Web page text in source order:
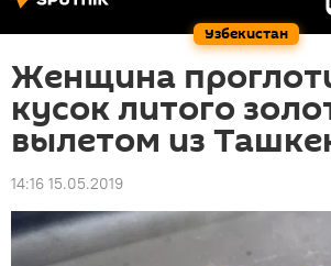
Узбекистан
Женщина
кусок литого
вылетом из
14:16 15.05.2019